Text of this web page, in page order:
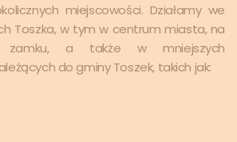
miejscowości. Działamy we
Toszka, w tym w centrum miasta, na
zamku, a także w mniejszych
do gminy Toszek, takich jak: